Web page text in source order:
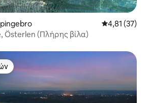
Μέση
4,81 (37)
Österlen (Πλήρης βίλα)